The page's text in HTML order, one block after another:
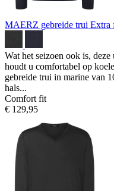
MAERZ gebreide trui Extra
Wat het seizoen ook is,
houdt u comfortabel op
gebreide trui in marine van
hals...
Comfort fit
€ 129,95